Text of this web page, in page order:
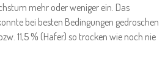
mehr oder weniger ein. Das
bei besten Bedingungen gedroschen
11,5 % (Hafer) so trocken wie noch nie